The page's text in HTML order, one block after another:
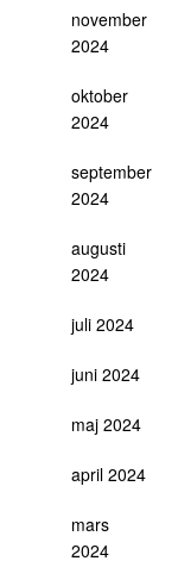
november
2024
oktober
2024
september
2024
augusti
2024
juli 2024
juni 2024
maj 2024
april 2024
mars
2024